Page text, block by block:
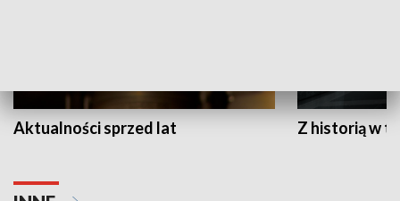
Aktualności sprzed lat Z historią w